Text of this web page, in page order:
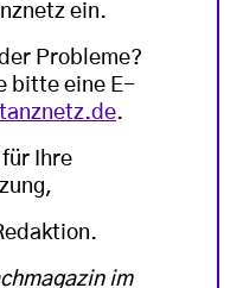
ein.
Probleme?
bitte eine E-
.
Ihre
im